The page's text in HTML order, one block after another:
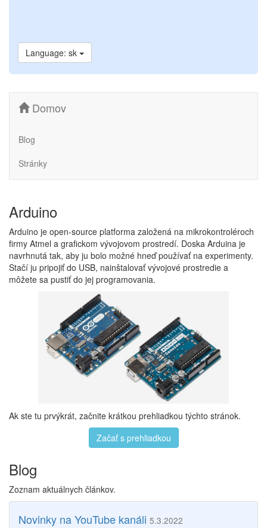
Language: sk
Domov
Blog
Stránky
Arduino
Arduino je open-source platforma založená na mikrokontroléroch
firmy Atmel a grafickom vývojovom prostredí. Doska Arduina je
navrhnutá tak, aby ju bolo možné hneď používať na experimenty.
Stačí ju pripojiť do USB, nainštalovať vývojové prostredie a
môžete sa pustiť do jej programovania.
Ak ste tu prvýkrát, začnite krátkou prehliadkou týchto stránok.
Začať s prehliadkou
Blog
Zoznam aktuálnych článkov.
Novinky na YouTube kanáli 5.3.2022